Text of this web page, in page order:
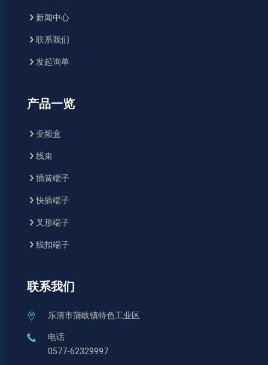
新闻中心
联系我们
发起询单
产品一览
变频盒
线束
插簧端子
快插端子
叉形端子
线扣端子
联系我们
乐清市蒲岐镇特色工业区
电话
0577-62329997